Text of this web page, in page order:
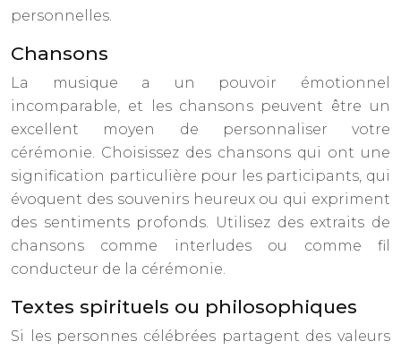
personnelles.
Chansons
La musique a un pouvoir émotionnel
incomparable, et les chansons peuvent être un
excellent moyen de personnaliser votre
cérémonie. Choisissez des chansons qui ont une
signification particulière pour les participants, qui
évoquent des souvenirs heureux ou qui expriment
des sentiments profonds. Utilisez des extraits de
chansons comme interludes ou comme fil
conducteur de la cérémonie.
Textes spirituels ou philosophiques
Si les personnes célébrées partagent des valeurs